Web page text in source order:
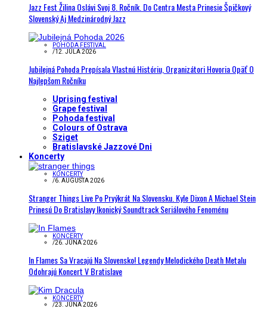
Jazz Fest Žilina Oslávi Svoj 8. Ročník. Do Centra Mesta Prinesie Špičkový
Slovenský Aj Medzinárodný Jazz
POHODA FESTIVAL
/12. JÚLA 2026
Jubilejná Pohoda Prepísala Vlastnú Históriu, Organizátori Hovoria Opäť O
Najlepšom Ročníku
Uprising festival
Grape festival
Pohoda festival
Colours of Ostrava
Sziget
Bratislavské Jazzové Dni
Koncerty
KONCERTY
/6. AUGUSTA 2026
Stranger Things Live Po Prvýkrát Na Slovensku. Kyle Dixon A Michael Stein
Prinesú Do Bratislavy Ikonický Soundtrack Seriálového Fenoménu
KONCERTY
/26. JÚNA 2026
In Flames Sa Vracajú Na Slovensko! Legendy Melodického Death Metalu
Odohrajú Koncert V Bratislave
KONCERTY
/23. JÚNA 2026